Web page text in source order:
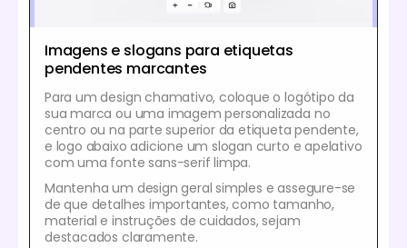
Imagens e slogans para etiquetas
pendentes marcantes
Para um design chamativo, coloque o logótipo da
sua marca ou uma imagem personalizada no
centro ou na parte superior da etiqueta pendente,
e logo abaixo adicione um slogan curto e apelativo
com uma fonte sans-serif limpa.
Mantenha um design geral simples e assegure-se
de que detalhes importantes, como tamanho,
material e instruções de cuidados, sejam
destacados claramente.